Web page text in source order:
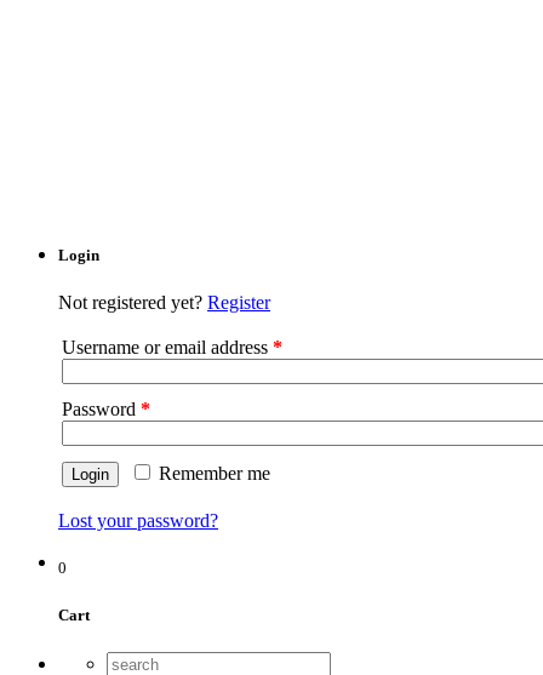
Login
Not registered yet? Register
Username or email address *
Password *
Remember me
Lost your password?
0
Cart